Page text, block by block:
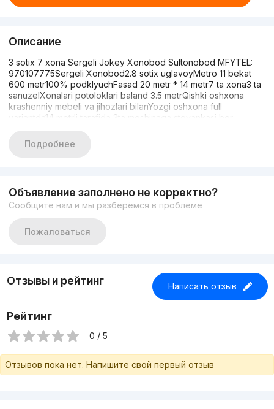
Описание
3 sotix 7 xona Sergeli Jokey Xonobod Sultonobod MFYTEL:
970107775Sergeli Xonobod2.8 sotix uglavoyMetro 11 bekat
600 metr100% podklyuchFasad 20 metr * 14 metr7 ta xona3 ta
sanuzelXonalari potoloklari baland 3.5 metrQishki oshxona
krashenniy mebeli va jihozlari bilanYozgi oshxona full
variantda14 metrli tarafida 3ta moshinaga stoyankasi bor
choyxona#metro xonobodxonobodhonobodjakey
Подробнее
Объявление заполнено не корректно?
Сообщите нам и мы разберёмся в проблеме
Пожаловаться
Отзывы и рейтинг Написать отзыв
Рейтинг
0 / 5
Отзывов пока нет. Напишите свой первый отзыв